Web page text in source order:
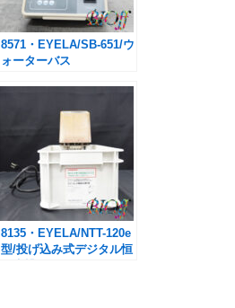
8571・EYELA/SB-651/ウ
ォーターバス
8135・EYELA/NTT-120e
型/投げ込み式デジタル恒